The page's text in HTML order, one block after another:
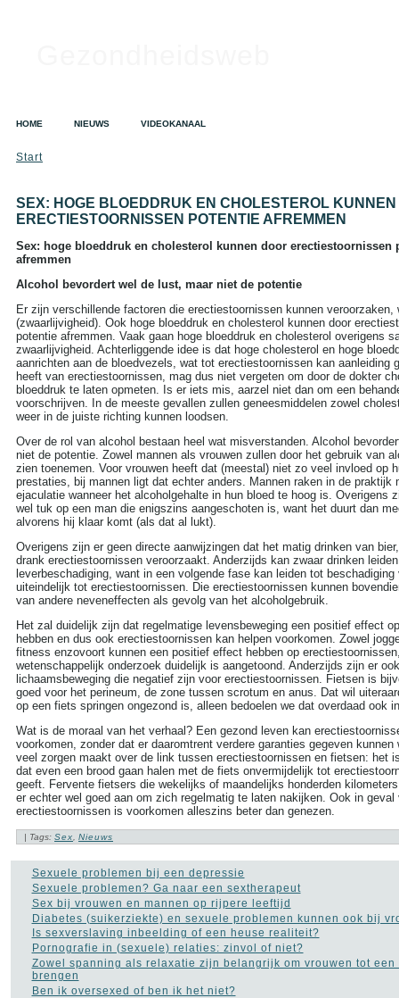
HOME NIEUWS VIDEOKANAAL
ZOEKEN
Search this site:
TAGS IN CLOUD
Alzheimer
DieetGezondheid
A tot Z Griep Hart- en
vaatziekten Kanker
Opvoeding en zwangerschap
Sex Slapeloosheid
Voedingssupplementen
Start
SEX: HOGE BLOEDDRUK EN CHOLESTEROL KUNNEN
ERECTIESTOORNISSEN POTENTIE AFREMMEN
Sex: hoge bloeddruk en cholesterol kunnen door erectiestoornissen
afremmen
Alcohol bevordert wel de lust, maar niet de potentie
Er zijn verschillende factoren die erectiestoornissen kunnen veroorzaken,
(zwaarlijvigheid). Ook hoge bloeddruk en cholesterol kunnen door
potentie afremmen. Vaak gaan hoge bloeddruk en cholesterol overigens
zwaarlijvigheid. Achterliggende idee is dat hoge cholesterol en hoge
aanrichten aan de bloedvezels, wat tot erectiestoornissen kan aanleiding
heeft van erectiestoornissen, mag dus niet vergeten om door de dokter
bloeddruk te laten opmeten. Is er iets mis, aarzel niet dan om een
voorschrijven. In de meeste gevallen zullen geneesmiddelen zowel
weer in de juiste richting kunnen loodsen.
Over de rol van alcohol bestaan heel wat misverstanden. Alcohol
niet de potentie. Zowel mannen als vrouwen zullen door het gebruik van
zien toenemen. Voor vrouwen heeft dat (meestal) niet zo veel invloed op
prestaties, bij mannen ligt dat echter anders. Mannen raken in de praktijk
ejaculatie wanneer het alcoholgehalte in hun bloed te hoog is. Overigens
wel tuk op een man die enigszins aangeschoten is, want het duurt dan
alvorens hij klaar komt (als dat al lukt).
Overigens zijn er geen directe aanwijzingen dat het matig drinken van
drank erectiestoornissen veroorzaakt. Anderzijds kan zwaar drinken
leverbeschadiging, want in een volgende fase kan leiden tot
uiteindelijk tot erectiestoornissen. Die erectiestoornissen kunnen
van andere neveneffecten als gevolg van het alcoholgebruik.
Het zal duidelijk zijn dat regelmatige levensbeweging een positief effect
hebben en dus ook erectiestoornissen kan helpen voorkomen. Zowel
fitness enzovoort kunnen een positief effect hebben op
wetenschappelijk onderzoek duidelijk is aangetoond. Anderzijds zijn er
lichaamsbeweging die negatief zijn voor erectiestoornissen. Fietsen is
goed voor het perineum, de zone tussen scrotum en anus. Dat wil
op een fiets springen ongezond is, alleen bedoelen we dat overdaad ook
Wat is de moraal van het verhaal? Een gezond leven kan
voorkomen, zonder dat er daaromtrent verdere garanties gegeven
veel zorgen maakt over de link tussen erectiestoornissen en fietsen: het
dat even een brood gaan halen met de fiets onvermijdelijk tot
geeft. Fervente fietsers die wekelijks of maandelijks honderden kilometers
er echter wel goed aan om zich regelmatig te laten nakijken. Ook in geval
erectiestoornissen is voorkomen alleszins beter dan genezen.
| Tags: Sex, Nieuws
Sexuele problemen bij een depressie
Sexuele problemen? Ga naar een sextherapeut
Sex bij vrouwen en mannen op rijpere leeftijd
Diabetes (suikerziekte) en sexuele problemen kunnen ook bij
Is sexverslaving inbeelding of een heuse realiteit?
Pornografie in (sexuele) relaties: zinvol of niet?
Zowel spanning als relaxatie zijn belangrijk om vrouwen tot een
brengen
Ben ik oversexed of ben ik het niet?